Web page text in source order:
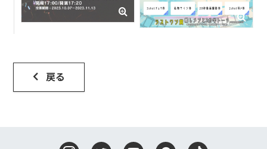
COMPANY
戻る